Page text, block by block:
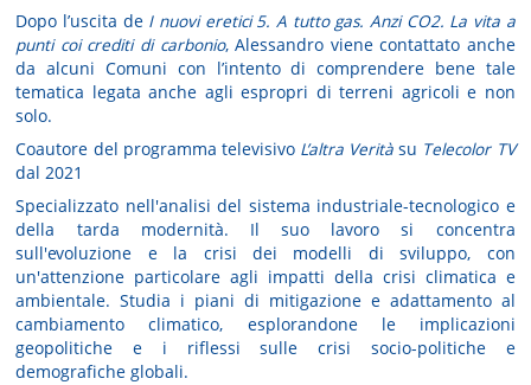
Dopo l’uscita de I nuovi eretici 5. A tutto gas. Anzi CO2. La vita a
punti coi crediti di carbonio, Alessandro viene contattato anche
da alcuni Comuni con l’intento di comprendere bene tale
tematica legata anche agli espropri di terreni agricoli e non
solo.
Coautore del programma televisivo L’altra Verità su Telecolor TV
dal 2021
Specializzato nell'analisi del sistema industriale-tecnologico e
della tarda modernità. Il suo lavoro si concentra
sull'evoluzione e la crisi dei modelli di sviluppo, con
un'attenzione particolare agli impatti della crisi climatica e
ambientale. Studia i piani di mitigazione e adattamento al
cambiamento climatico, esplorandone le implicazioni
geopolitiche e i riflessi sulle crisi socio-politiche e
demografiche globali.